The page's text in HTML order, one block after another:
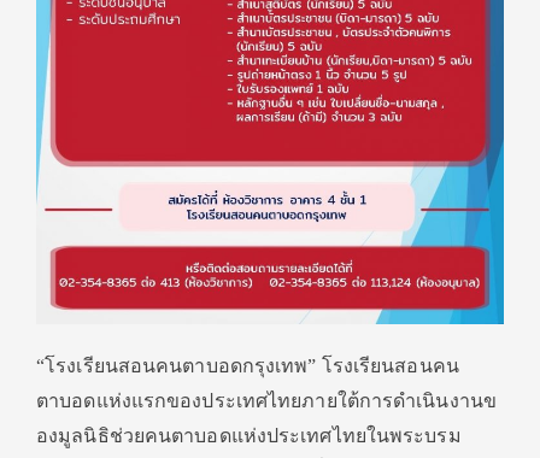
“โรงเรียนสอนคนตาบอดกรุงเทพ” โรงเรียนสอนคน
ตาบอดแห่งแรกของประเทศไทยภายใต้การดำเนินงานข
องมูลนิธิช่วยคนตาบอดแห่งประเทศไทยในพระบรม